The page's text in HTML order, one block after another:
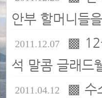
안부 할머니들
2011.12.07 ▩ 12
석 말콤 글래드
2011.04.12 ▩ 수